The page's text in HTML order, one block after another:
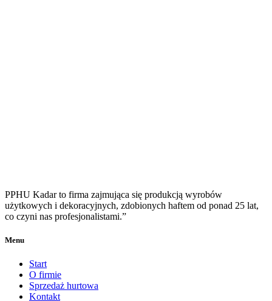
PPHU Kadar to firma zajmująca się produkcją wyrobów
użytkowych i dekoracyjnych, zdobionych haftem od ponad 25 lat,
co czyni nas profesjonalistami.”
Menu
Start
O firmie
Sprzedaż hurtowa
Kontakt